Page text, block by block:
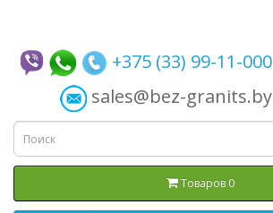
+375 (33) 99-11-000
sales@bez-granits.by
Товаров 0